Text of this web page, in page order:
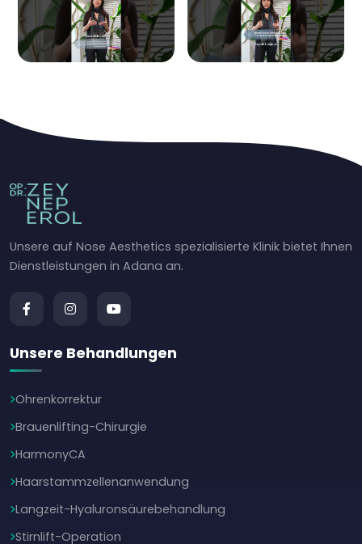
Unsere auf Nose Aesthetics spezialisierte Klinik bietet Ihnen
Dienstleistungen in Adana an.
Unsere Behandlungen
Ohrenkorrektur
Brauenlifting-Chirurgie
HarmonyCA
Haarstammzellenanwendung
Langzeit-Hyaluronsäurebehandlung
Stirnlift-Operation